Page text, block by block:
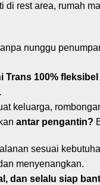
di rest area, rumah
nunggu
Trans 100%
keluarga,
antar pengantin?
sesuai
menyenangkan.
dan selalu siap